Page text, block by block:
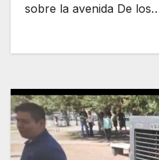
sobre la avenida De